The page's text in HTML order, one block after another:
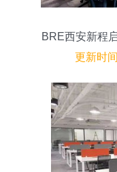
BRE西安新程
更新时